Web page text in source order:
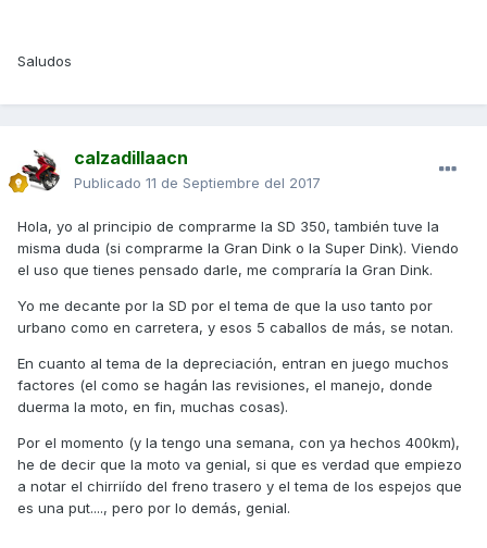
Saludos
calzadillaacn
Publicado 11 de Septiembre del 2017
Hola, yo al principio de comprarme la SD 350, también tuve la
misma duda (si comprarme la Gran Dink o la Super Dink). Viendo
el uso que tienes pensado darle, me compraría la Gran Dink.
Yo me decante por la SD por el tema de que la uso tanto por
urbano como en carretera, y esos 5 caballos de más, se notan.
En cuanto al tema de la depreciación, entran en juego muchos
factores (el como se hagán las revisiones, el manejo, donde
duerma la moto, en fin, muchas cosas).
Por el momento (y la tengo una semana, con ya hechos 400km),
he de decir que la moto va genial, si que es verdad que empiezo
a notar el chirriído del freno trasero y el tema de los espejos que
es una put...., pero por lo demás, genial.